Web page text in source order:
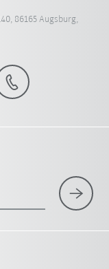
86165 Augsburg,